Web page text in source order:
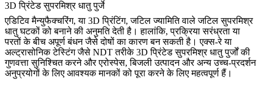
3D प्रिंटेड सुपरमिश्र धातु पुर्जे
एडिटिव मैन्युफैक्चरिंग, या 3D प्रिंटिंग, जटिल ज्यामिति वाले जटिल सुपरमिश्र
धातु घटकों को बनाने की अनुमति देती है। हालांकि, प्रक्रिया सरंध्रता या
परतों के बीच अपूर्ण बंधन जैसे दोषों का कारण बन सकती है। एक्स-रे या
अल्ट्रासोनिक टेस्टिंग जैसे NDT तरीके3D प्रिंटेड सुपरमिश्र धातु पुर्जोंकी
गुणवत्ता सुनिश्चित करने और एरोस्पेस, बिजली उत्पादन और अन्य उच्च-प्रदर्शन
अनुप्रयोगों के लिए आवश्यक मानकों को पूरा करने के लिए महत्वपूर्ण हैं।